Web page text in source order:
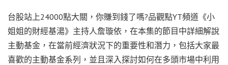
台股站上24000點大關，你賺到錢了嗎?品觀點YT頻道《小
姐姐的財經基湯》主持人詹璇依，在本集的節目中詳細解說
主動基金，在當前經濟狀況下的重要性和潛力，包括大家最
喜歡的主動基金系列，並且深入探討如何在多頭市場中利用